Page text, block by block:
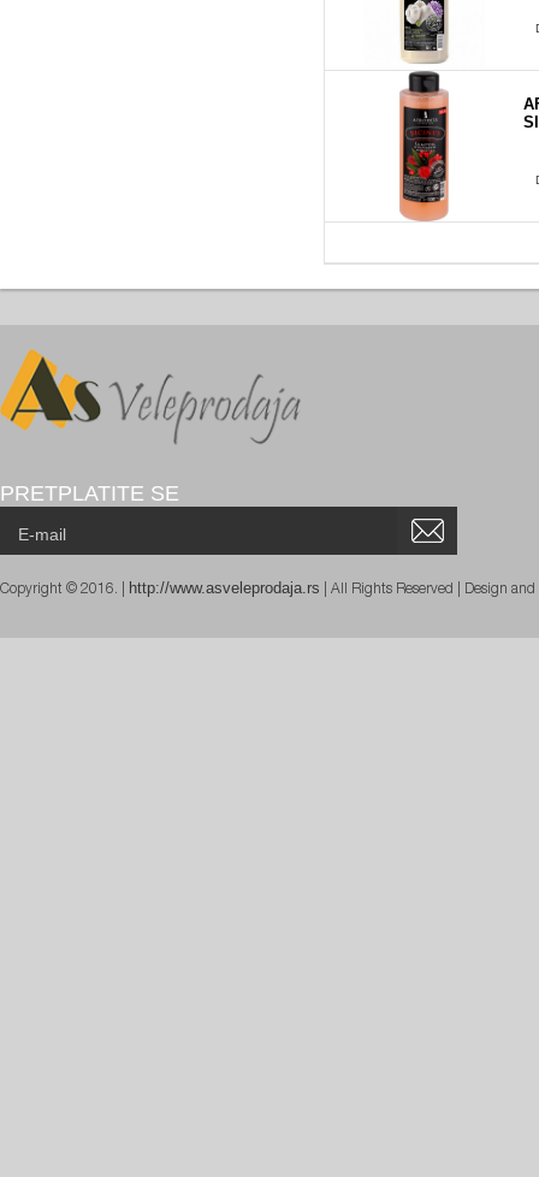
PRETPLATITE SE
Copyright © 2016. | http://www.asveleprodaja.rs | All Rights Reserved | Design